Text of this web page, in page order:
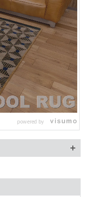
powered by